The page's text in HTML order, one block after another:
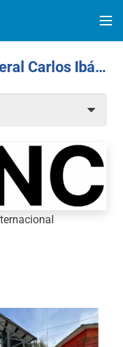
Región de Aysén del General Carlos Ibáñez del Campos